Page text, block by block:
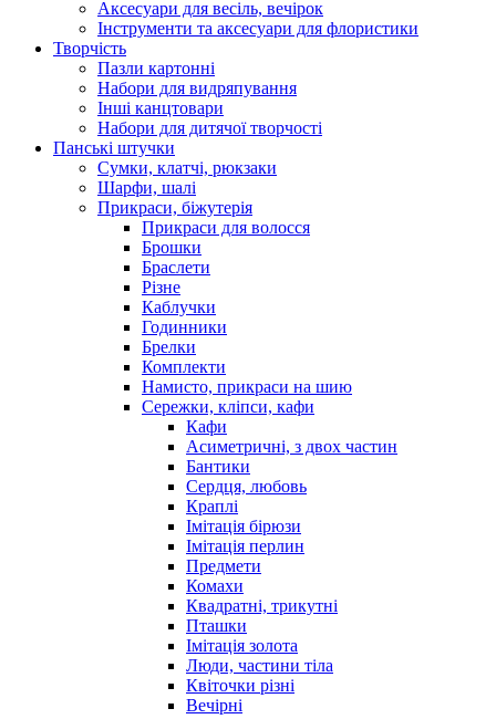
Аксесуари для весіль, вечірок
Інструменти та аксесуари для флористики
Творчість
Пазли картонні
Набори для видряпування
Інші канцтовари
Набори для дитячої творчості
Панські штучки
Сумки, клатчі, рюкзаки
Шарфи, шалі
Прикраси, біжутерія
Прикраси для волосся
Брошки
Браслети
Різне
Каблучки
Годинники
Брелки
Комплекти
Намисто, прикраси на шию
Сережки, кліпси, кафи
Кафи
Асиметричні, з двох частин
Бантики
Сердця, любовь
Краплі
Імітація бірюзи
Імітація перлин
Предмети
Комахи
Квадратні, трикутні
Пташки
Імітація золота
Люди, частини тіла
Квіточки різні
Вечірні